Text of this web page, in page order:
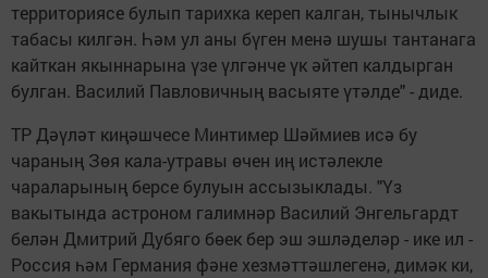
территориясе булып тарихка кереп калган, тынычлык
табасы килгән. Һәм ул аны бүген менә шушы тантанага
кайткан якыннарына үзе үлгәнче үк әйтеп калдырган
булган. Василий Павловичның васыяте үтәлде" - диде.
ТР Дәүләт киңәшчесе Минтимер Шәймиев исә бу
чараның Зөя кала-утравы өчен иң истәлекле
чараларының берсе булуын ассызыклады. "Үз
вакытында астроном галимнәр Василий Энгельгардт
белән Дмитрий Дубяго бөек бер эш эшләделәр - ике ил -
Россия һәм Германия фәне хезмәттәшлегенә, димәк ки,